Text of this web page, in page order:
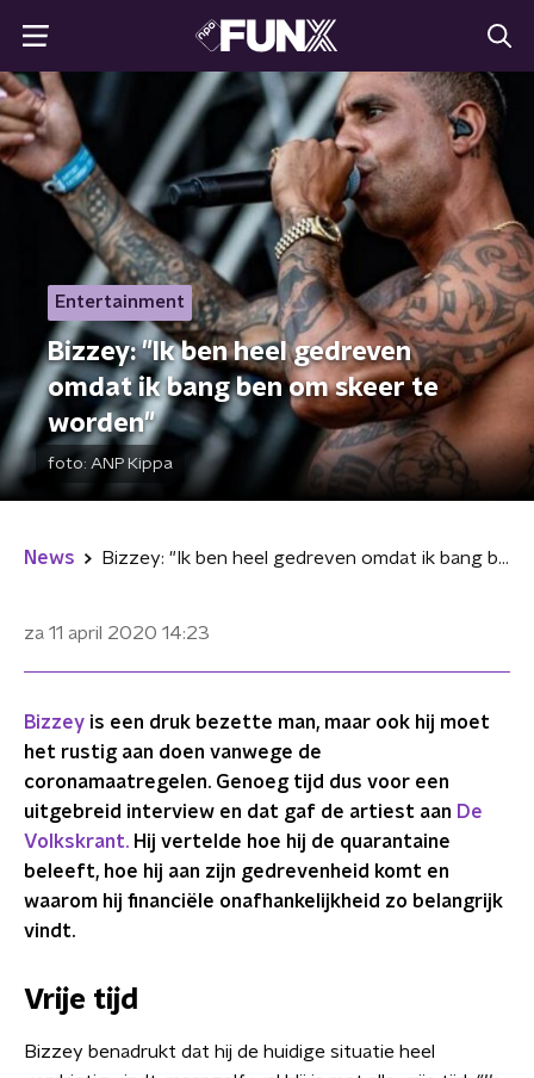
Entertainment
Bizzey: "Ik ben heel gedreven
omdat ik bang ben om skeer te
worden"
foto: ANP Kippa
News Bizzey: "Ik ben heel gedreven omdat ik bang ben om skeer te worden"
za 11 april 2020 14:23
Bizzey is een druk bezette man, maar ook hij moet
het rustig aan doen vanwege de
coronamaatregelen. Genoeg tijd dus voor een
uitgebreid interview en dat gaf de artiest aan De
Volkskrant. Hij vertelde hoe hij de quarantaine
beleeft, hoe hij aan zijn gedrevenheid komt en
waarom hij financiële onafhankelijkheid zo belangrijk
vindt.
Vrije tijd
Bizzey benadrukt dat hij de huidige situatie heel